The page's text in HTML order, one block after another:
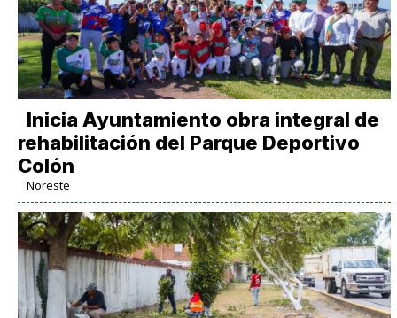
Inicia Ayuntamiento obra integral de
rehabilitación del Parque Deportivo
Colón
Noreste